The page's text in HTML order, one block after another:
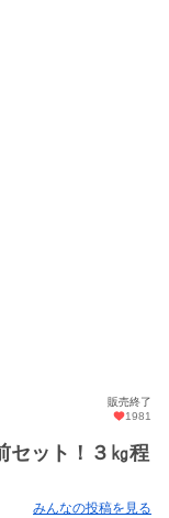
販売終了
1981
セット！３㎏程
みんなの投稿を見る